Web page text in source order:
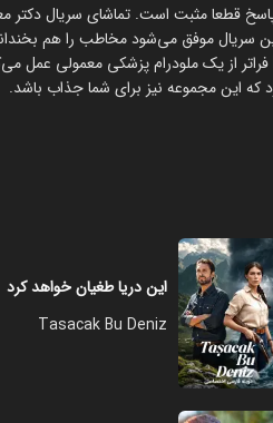
قطعا مثبت است. تماشای سریال دکتر
سریال موفق می‌شود مخاطب را هم
که این مجموعه نیز برای شما جذاب باشد.
این دریا طغیان خواهد کرد
Tasacak Bu Deniz